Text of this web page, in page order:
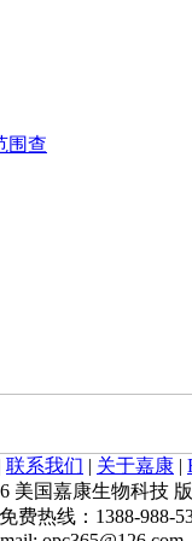
围查
联系我们 | 关于嘉康 |
美国嘉康生物科技
费热线：1388-988-